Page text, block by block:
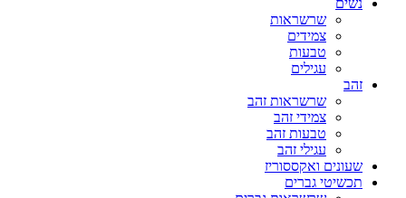
נשים
שרשראות
צמידים
טבעות
עגילים
זהב
שרשראות זהב
צמידי זהב
טבעות זהב
עגילי זהב
שעונים ואקססוריז
תכשיטי גברים